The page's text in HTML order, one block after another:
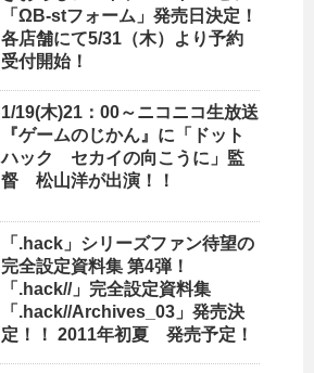
「ΩB-stフォーム」発売日決定！
各店舗にて5/31（木）より予約
受付開始！
1/19(木)21：00～ニコニコ生放送
『ゲームのじかん』に「ドット
ハック セカイの向こうに」監
督 松山洋が出演！！
「.hack」シリーズファン待望の
完全設定資料集 第4弾！
「.hack//」完全設定資料集
「.hack//Archives_03」発売決
定！！ 2011年初夏 発売予定！